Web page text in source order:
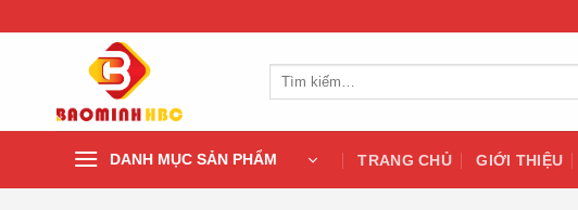
Tìm
DANH MỤC SẢN PHẨM TRANG CHỦ GIỚI THIỆU